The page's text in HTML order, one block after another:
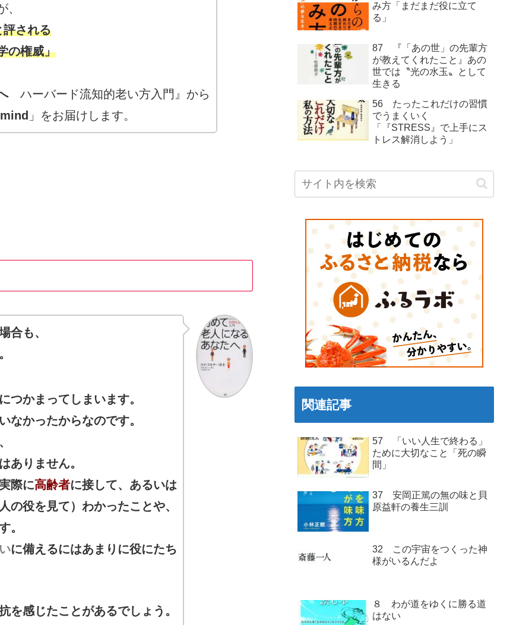
、
評される
の権威」
ハーバード流知的老い方入門』から
」をお届けします。
合も、
つかまってしまいます。
なかったからなのです。
ありません。
際に高齢者に接して、あるいは
の役を見て）わかったことや、
。
に備えるにはあまりに役にたち
を感じたことがあるでしょう。
み方「まだまだ役に立て
る」
87 『「あの世」の先輩方
が教えてくれたこと』あの
世では〝光の水玉〟として
生きる
56 たったこれだけの習慣
でうまくいく
「『STRESS』で上手にス
トレス解消しよう」
関連記事
57 「いい人生で終わる」
ために大切なこと「死の瞬
間」
37 安岡正篤の無の味と貝
原益軒の養生三訓
32 この宇宙をつくった神
様がいるんだよ
８ わが道をゆくに勝る道
はない